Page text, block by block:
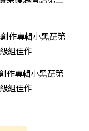
作專輯小黑琵第
組佳作
作專輯小黑琵第
組佳作